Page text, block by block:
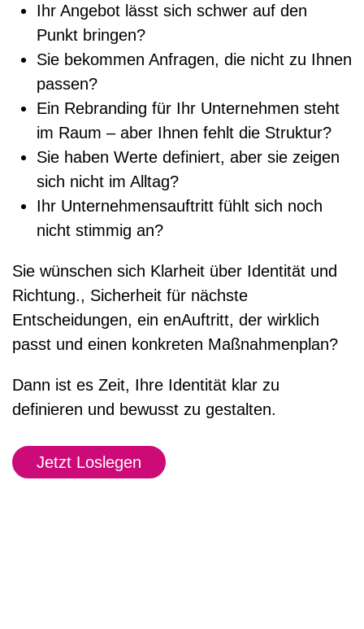
Ihr Angebot lässt sich schwer auf den
Punkt bringen?
Sie bekommen Anfragen, die nicht zu Ihnen
passen?
Ein Rebranding für Ihr Unternehmen steht
im Raum – aber Ihnen fehlt die Struktur?
Sie haben Werte definiert, aber sie zeigen
sich nicht im Alltag?
Ihr Unternehmensauftritt fühlt sich noch
nicht stimmig an?
Sie wünschen sich Klarheit über Identität und
Richtung., Sicherheit für nächste
Entscheidungen, ein enAuftritt, der wirklich
passt und einen konkreten Maßnahmenplan?
Dann ist es Zeit, Ihre Identität klar zu
definieren und bewusst zu gestalten.
Jetzt Loslegen